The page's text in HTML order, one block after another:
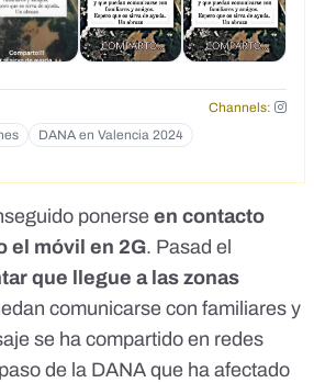
Channels:
DANA en Valencia 2024
ponerse en contacto
el móvil en 2G. Pasad el
que llegue a las zonas
comunicarse con familiares y
se ha compartido en redes
de la DANA que ha afectado